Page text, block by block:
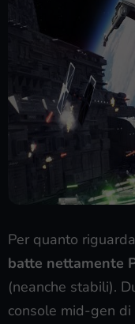
Per quanto
batte nettamente
(neanche stabili).
console mid-gen